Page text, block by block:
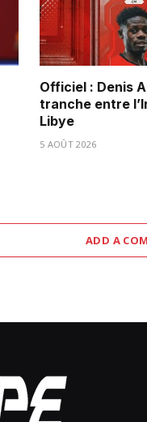
Officiel : Denis
tranche entre
Libye
5 AOÛT 2026
ADD A